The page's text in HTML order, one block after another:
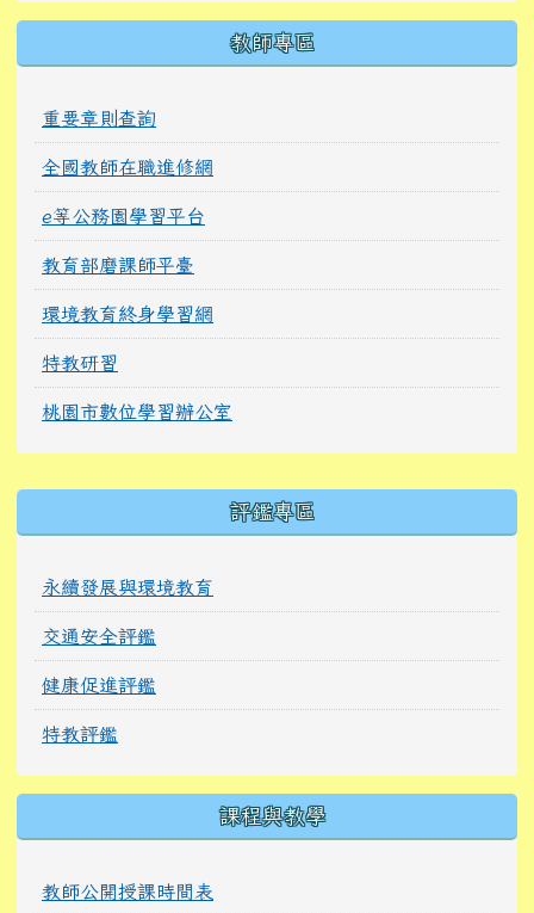
教師專區
重要章則查詢
全國教師在職進修網
e等公務園學習平台
教育部磨課師平臺
環境教育終身學習網
特教研習
桃園市數位學習辦公室
評鑑專區
永續發展與環境教育
交通安全評鑑
健康促進評鑑
特教評鑑
課程與教學
教師公開授課時間表